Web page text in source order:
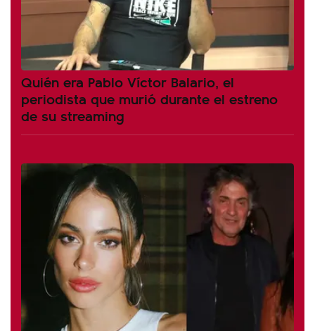
Quién era Pablo Víctor Balario, el
periodista que murió durante el estreno
de su streaming